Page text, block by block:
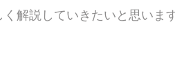
解説していきたいと思います